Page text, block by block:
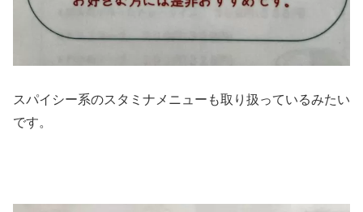
スパイシー系のスタミナメニューも取り扱っているみたい
です。